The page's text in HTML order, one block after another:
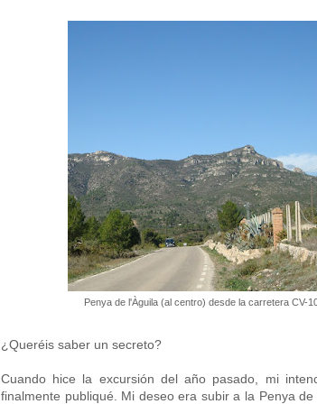
Penya de l'Àguila (al centro) desde la carretera CV-
¿Queréis saber un secreto?
Cuando hice la excursión del año pasado, mi
finalmente publiqué. Mi deseo era subir a la Penya